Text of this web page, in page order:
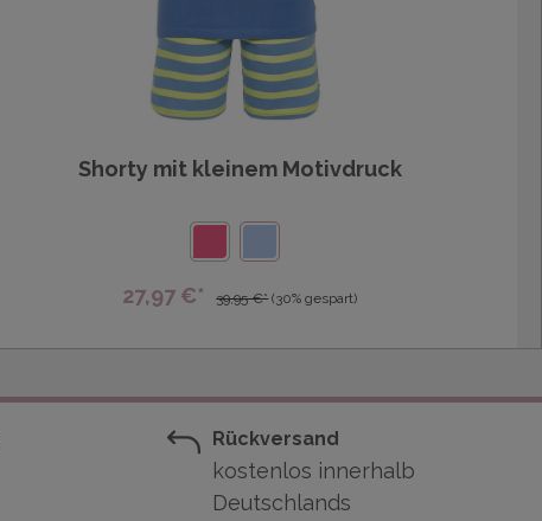
Shorty mit kleinem Motivdruck
27,97 €* 39,95 €* (30% gespart)
Rückversand
kostenlos innerhalb
Deutschlands